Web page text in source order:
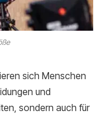
sich Menschen
und
sondern auch für